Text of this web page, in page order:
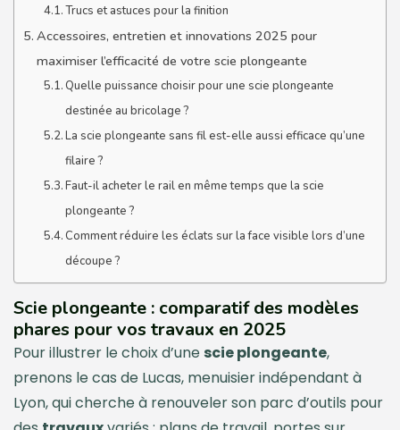
Trucs et astuces pour la finition
Accessoires, entretien et innovations 2025 pour
maximiser l’efficacité de votre scie plongeante
Quelle puissance choisir pour une scie plongeante
destinée au bricolage ?
La scie plongeante sans fil est-elle aussi efficace qu’une
filaire ?
Faut-il acheter le rail en même temps que la scie
plongeante ?
Comment réduire les éclats sur la face visible lors d’une
découpe ?
Scie plongeante : comparatif des modèles
phares pour vos travaux en 2025
Pour illustrer le choix d’une scie plongeante,
prenons le cas de Lucas, menuisier indépendant à
Lyon, qui cherche à renouveler son parc d’outils pour